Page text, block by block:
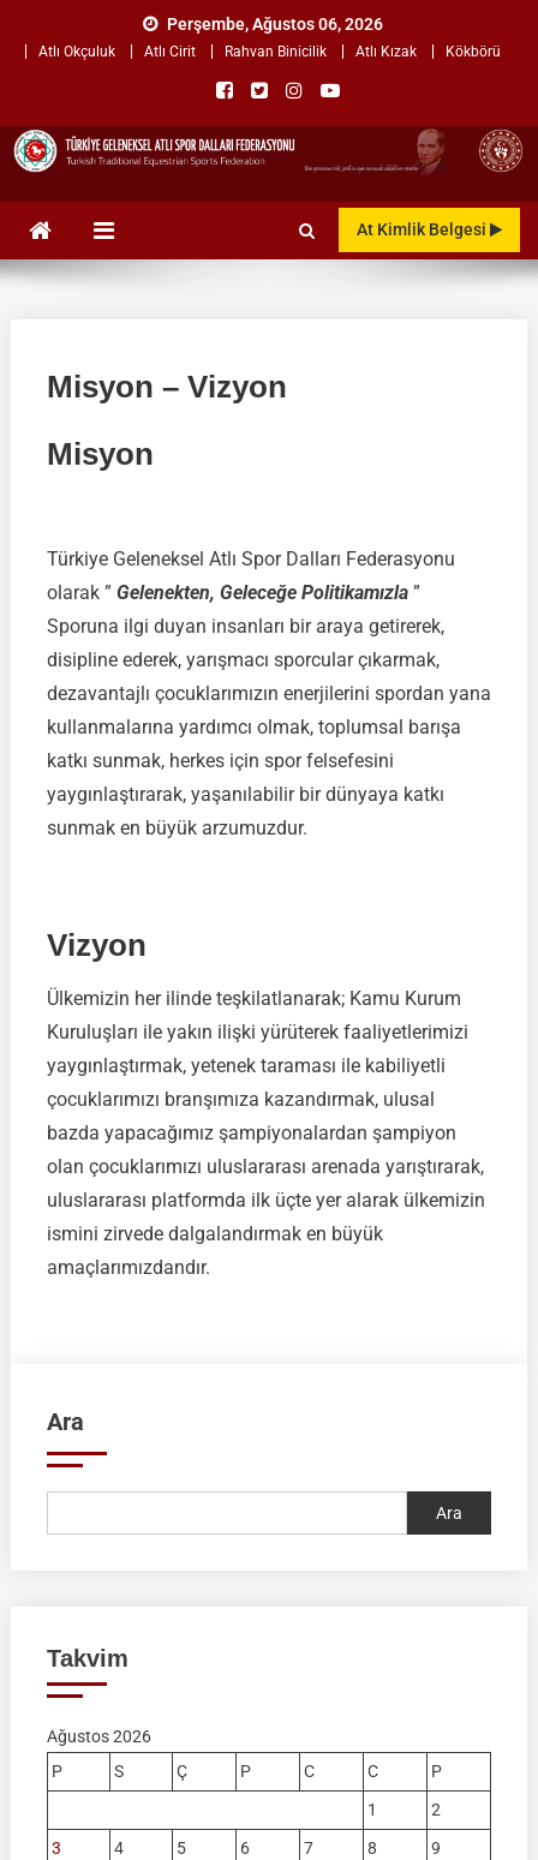
Perşembe, Ağustos 06, 2026
Atlı Okçuluk Atlı Cirit Rahvan Binicilik Atlı Kızak Kökbörü
TÜRKİYE GELENEKSEL ATLI
SPOR DALLARIAt Kimlik Belgesi
Misyon – Vizyon
Misyon
Türkiye Geleneksel Atlı Spor Dalları Federasyonu
olarak ” Gelenekten, Geleceğe Politikamızla”
Sporuna ilgi duyan insanları bir araya getirerek,
disipline ederek, yarışmacı sporcular çıkarmak,
dezavantajlı çocuklarımızın enerjilerini spordan yana
kullanmalarına yardımcı olmak, toplumsal barışa
katkı sunmak, herkes için spor felsefesini
yaygınlaştırarak, yaşanılabilir bir dünyaya katkı
sunmak en büyük arzumuzdur.
Vizyon
Ülkemizin her ilinde teşkilatlanarak; Kamu Kurum
Kuruluşları ile yakın ilişki yürüterek faaliyetlerimizi
yaygınlaştırmak, yetenek taraması ile kabiliyetli
çocuklarımızı branşımıza kazandırmak, ulusal
bazda yapacağımız şampiyonalardan şampiyon
olan çocuklarımızı uluslararası arenada yarıştırarak,
uluslararası platformda ilk üçte yer alarak ülkemizin
ismini zirvede dalgalandırmak en büyük
amaçlarımızdandır.
Ara
Ara
Takvim
Ağustos 2026
P
S Ç P C C
P
1
2
3
4 5 6 7 8
9